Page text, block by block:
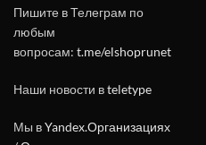
Пишите в Телеграм по
любым
вопросам: t.me/elshoprunet
Наши новости вteletype
Мы вYandex.Организациях